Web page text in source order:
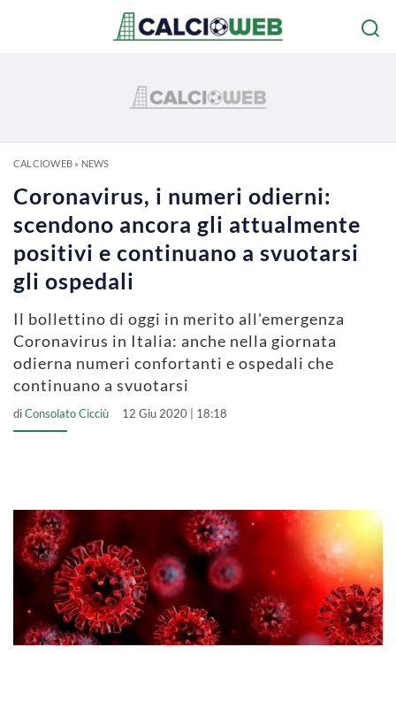
CALCIOWEB» NEWS
Coronavirus, i numeri odierni:
scendono ancora gli attualmente
positivi e continuano a svuotarsi
gli ospedali
Il bollettino di oggi in merito all'emergenza
Coronavirus in Italia: anche nella giornata
odierna numeri confortanti e ospedali che
continuano a svuotarsi
diConsolato Cicciù 12 Giu 2020 | 18:18